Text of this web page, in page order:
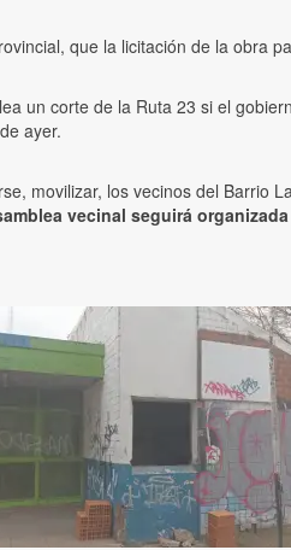
que la licitación de la obra
un corte de la Ruta 23 si el
ayer.
movilizar, los vecinos del
vecinal seguirá